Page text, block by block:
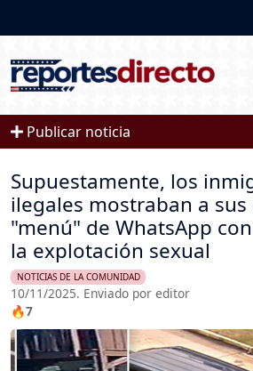
Publicar noticia
Supuestamente, los
ilegales mostraban a
"menú" de WhatsApp
la explotación sexual
NOTICIAS DE LA COMUNIDAD
10/11/2025. Enviado por editor
🔥7
Imagen